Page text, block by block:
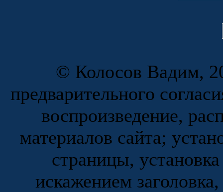
© Колосов Вадим,
предварительного
воспроизведение,
материалов сайта;
страницы,
искажением